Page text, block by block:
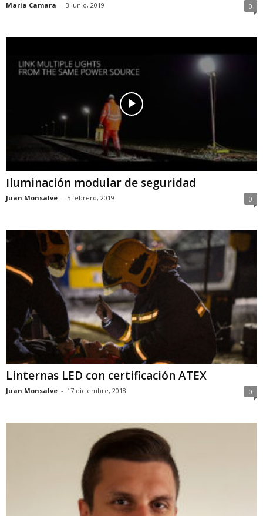
Maria Camara - 3 junio, 2019 0
Iluminación modular de seguridad
Juan Monsalve - 5 febrero, 2019 0
Linternas LED con certificación ATEX
Juan Monsalve - 17 diciembre, 2018 0